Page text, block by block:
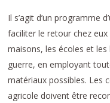
Il s’agit d’un programme
faciliter le retour chez
maisons, les écoles et
guerre, en employant
matériaux possibles. Les
agricole doivent être